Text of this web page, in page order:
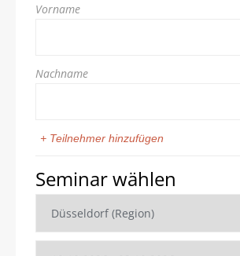
Vorname
Nachname
+ Teilnehmer hinzufügen
Seminar wählen